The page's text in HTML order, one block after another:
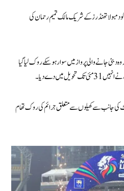
دمبولا تھنڈرز کے شریک مالک تمیم رحمان کی
دبئی جانے والی پرواز میں سوار ہو سکے روک لیا گیا
میں دے دیا۔
کی جانب سے کھیلوں سے متعلق جرائم کی روک تھام